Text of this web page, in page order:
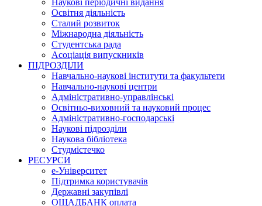
Освітня діяльність
Сталий розвиток
Міжнародна діяльність
Студентська рада
Асоціація випускників
ПІДРОЗДІЛИ
Навчально-наукові інститути та факультети
Навчально-наукові центри
Адміністративно-управлінські
Освітньо-виховний та науковий процес
Адміністративно-господарські
Наукові підрозділи
Наукова бібліотека
Студмістечко
РЕСУРСИ
е-Університет
Підтримка користувачів
Державні закупівлі
ОЩАДБАНК оплата